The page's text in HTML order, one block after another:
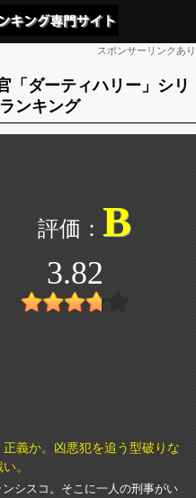
スポンサーリンクあり
「ダーティハリー」シリ
ンキング
B
3.82
義か。凶悪犯を追う型破りな
。
シスコ。そこに一人の刑事がい